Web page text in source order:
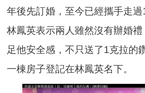
年後先訂婚，至今已經攜手走過
林鳳英表示兩人雖然沒有辦婚
足他安全感，不只送了1克拉的
一棟房子登記在林鳳英名下。